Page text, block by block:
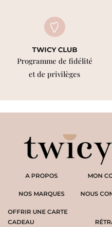
TWICY CLUB
Programme de fidélité
et de privilèges
A PROPOS
NOS MARQUES
OFFRIR UNE CARTE
CADEAU
MON
NOUS